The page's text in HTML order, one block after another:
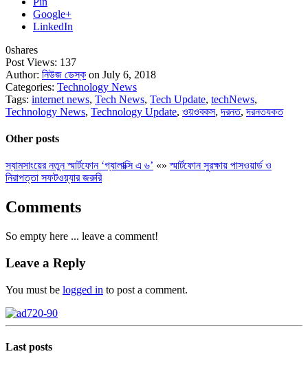
Google+
LinkedIn
0shares
Post Views: 137
Author: নিউজ ডেস্ক on July 6, 2018
Categories: Technology News
Tags: internet news, Tech News, Tech Update, techNews,
Technology News, Technology Update, ওয়ওবকস,দরনত,দরনতযকত
Other posts
স্যামসাংয়ের নতুন স্মার্টফোন ‘গ্যালাক্সি এ ৬’ «»স্মার্টফোন সুরক্ষায় পাসওয়ার্ড ও
নিরাপত্তা সফটওয়্যার জরুরি
Comments
So empty here ... leave a comment!
Leave a Reply
You must be logged in to post a comment.
Last posts